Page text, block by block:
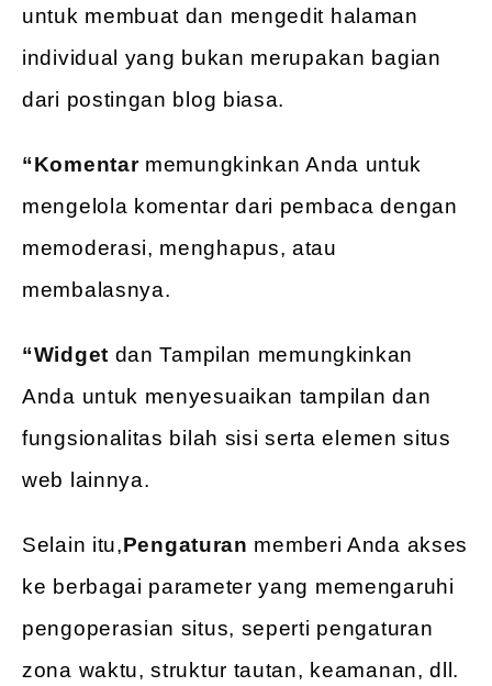
untuk membuat dan mengedit halaman
individual yang bukan merupakan bagian
dari postingan blog biasa.
“Komentarmemungkinkan Anda untuk
mengelola komentar dari pembaca dengan
memoderasi, menghapus, atau
membalasnya.
“Widget dan Tampilan memungkinkan
Anda untuk menyesuaikan tampilan dan
fungsionalitas bilah sisi serta elemen situs
web lainnya.
Selain itu,Pengaturan memberi Anda akses
ke berbagai parameter yang memengaruhi
pengoperasian situs, seperti pengaturan
zona waktu, struktur tautan, keamanan, dll.